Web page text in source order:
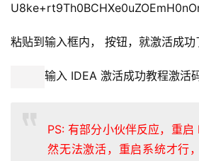
粘贴到输入框内， 按钮，就激活成功
输入 IDEA 激活成功教程激活
PS: 有部分小伙伴反应，重
然无法激活，重启系统才行